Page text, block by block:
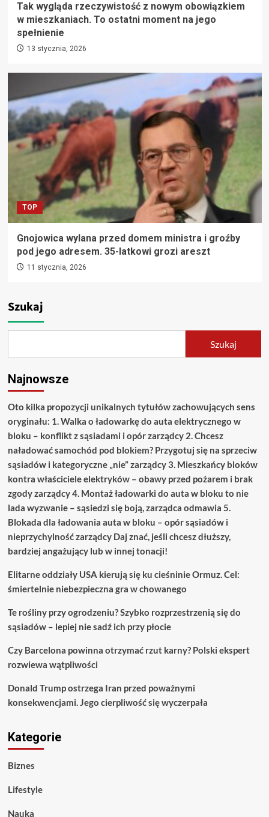
Tak wygląda rzeczywistość z nowym obowiązkiem
w mieszkaniach. To ostatni moment na jego
spełnienie
13 stycznia, 2026
TOP
Gnojowica wylana przed domem ministra i groźby
pod jego adresem. 35-latkowi grozi areszt
11 stycznia, 2026
Szukaj
Szukaj
Najnowsze
Oto kilka propozycji unikalnych tytułów zachowujących sens
oryginału: 1. Walka o ładowarkę do auta elektrycznego w
bloku – konflikt z sąsiadami i opór zarządcy 2. Chcesz
naładować samochód pod blokiem? Przygotuj się na sprzeciw
sąsiadów i kategoryczne „nie” zarządcy 3. Mieszkańcy bloków
kontra właściciele elektryków – obawy przed pożarem i brak
zgody zarządcy 4. Montaż ładowarki do auta w bloku to nie
lada wyzwanie – sąsiedzi się boją, zarządca odmawia 5.
Blokada dla ładowania auta w bloku – opór sąsiadów i
nieprzychylność zarządcy Daj znać, jeśli chcesz dłuższy,
bardziej angażujący lub w innej tonacji!
Elitarne oddziały USA kierują się ku cieśninie Ormuz. Cel:
śmiertelnie niebezpieczna gra w chowanego
Te rośliny przy ogrodzeniu? Szybko rozprzestrzenią się do
sąsiadów – lepiej nie sadź ich przy płocie
Czy Barcelona powinna otrzymać rzut karny? Polski ekspert
rozwiewa wątpliwości
Donald Trump ostrzega Iran przed poważnymi
konsekwencjami. Jego cierpliwość się wyczerpała
Kategorie
Biznes
Lifestyle
Nauka